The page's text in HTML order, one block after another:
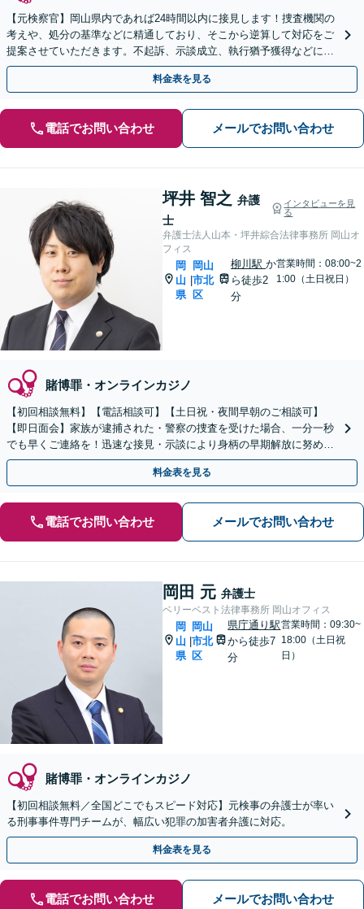
【元検察官】岡山県内であれば24時間以内に接見します！捜査機関の
考えや、処分の基準などに精通しており、そこから逆算して対応をご
提案させていただきます。不起訴、示談成立、執行猶予獲得などに向
け、スムーズに対応【夜間面談可｜駐車場完備】
料金表を見る
電話でお問い合わせ メールでお問い合わせ
坪井 智之 弁護
士
インタビューを見
る
弁護士法人山本・坪井綜合法律事務所 岡山オ
フィス
岡
山
県
|
岡山
市北
区
柳川駅か
ら徒歩2
分
営業時間：08:00~2
1:00（土日祝日）
賭博罪・オンラインカジノ
【初回相談無料】【電話相談可】【土日祝・夜間早朝のご相談可】
【即日面会】家族が逮捕された・警察の捜査を受けた場合、一分一秒
でも早くご連絡を！迅速な接見・示談により身柄の早期解放に努めま
す。精神面のケアも重視し、少年事件にも力を入れています。
料金表を見る
電話でお問い合わせ メールでお問い合わせ
岡田 元 弁護士
ベリーベスト法律事務所 岡山オフィス
岡
山
県
|
岡山
市北
区
県庁通り駅
から徒歩7
分
営業時間：09:30~
18:00（土日祝
日）
賭博罪・オンラインカジノ
【初回相談無料／全国どこでもスピード対応】元検事の弁護士が率い
る刑事事件専門チームが、幅広い犯罪の加害者弁護に対応。
料金表を見る
電話でお問い合わせ メールでお問い合わせ